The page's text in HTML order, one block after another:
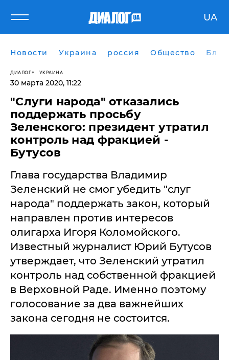
UA
Новости Украина россия Общество
ДИАЛОГ УКРАИНА
30 марта 2020, 11:22
"Слуги народа" отказались
поддержать просьбу
Зеленского: президент утратил
контроль над фракцией -
Бутусов
​Глава государства Владимир
Зеленский не смог убедить "слуг
народа" поддержать закон, который
направлен против интересов
олигарха Игоря Коломойского.
Известный журналист Юрий Бутусов
утверждает, что Зеленский утратил
контроль над собственной фракцией
в Верховной Раде. Именно поэтому
голосование за два важнейших
закона сегодня не состоится.